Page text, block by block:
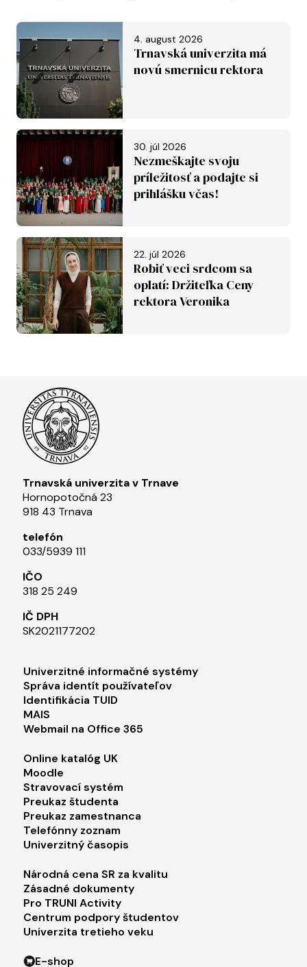
4. august 2026
Trnavská univerzita má
novú smernicu rektora
30. júl 2026
Nezmeškajte svoju
príležitosť a podajte si
prihlášku včas!
22. júl 2026
Robiť veci srdcom sa
oplatí: Držiteľka Ceny
rektora Veronika
Trnavská univerzita v Trnave
Hornopotočná 23
918 43 Trnava
telefón
033/5939 111​
IČO
318 25 249
IČ DPH
SK2021177202​
Footer menu 1
Univerzitné informačné systémy
Správa identít používateľov
Identifikácia TUID
MAIS
Webmail na Office 365
Footer menu 2
Online katalóg UK
Moodle
Stravovací systém
Preukaz študenta
Preukaz zamestnanca
Telefónny zoznam
Univerzitný časopis
Footer menu 3
Národná cena SR za kvalitu
Zásadné dokumenty
Pro TRUNI Activity
Centrum podpory študentov
Univerzita tretieho veku
E-shop